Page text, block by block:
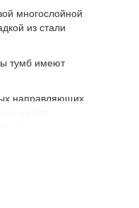
многослойной
из стали
тумб имеют
направляющих
имеет
выполнена